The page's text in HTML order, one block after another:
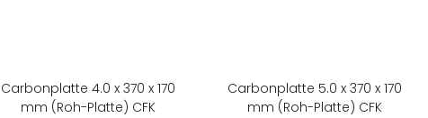
Carbonplatte 4.0 x 370 x 170
mm (Roh-Platte) CFK
Carbonplatte 5.0 x 370 x 170
mm (Roh-Platte) CFK